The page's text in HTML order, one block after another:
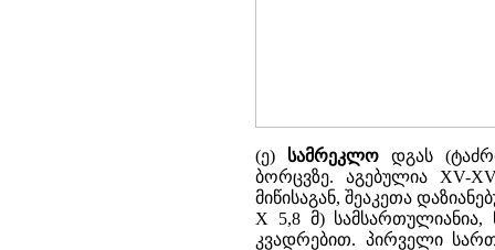
(ე) სამრეკლო დგას
ბორცვზე. აგებულია XV-
მიწისაგან, შეაკეთა
X 5,8 მ)
კვადრებით. პირველი